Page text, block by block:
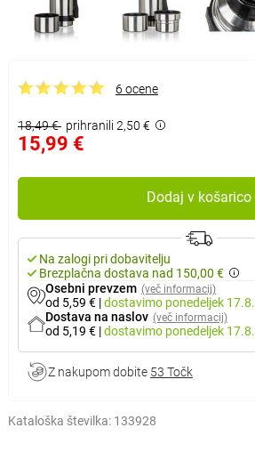
6 ocene
18,49 € prihranili 2,50 €
15,99 €
Dodaj v košarico
Na zalogi pri dobavitelju
Brezplačna dostava nad 150,00 €
Osebni prevzem (več informacij)
od 5,59 € |dostavimo ponedeljek 17.8.
Dostava na naslov (več informacij)
od 5,19 € |dostavimo ponedeljek 17.8.
Z nakupom dobite 53 Točk
Kataloška številka: 133928